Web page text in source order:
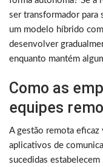
ser transformador para
um modelo híbrido
desenvolver
enquanto mantém
Como as
equipes
A gestão remota
aplicativos de
sucedidas